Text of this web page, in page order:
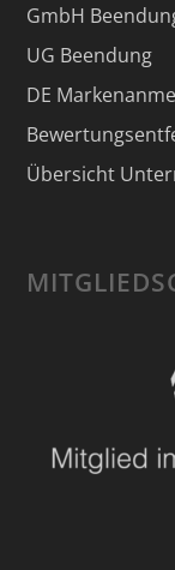
GmbH
UG Beendung
DE
Übersicht